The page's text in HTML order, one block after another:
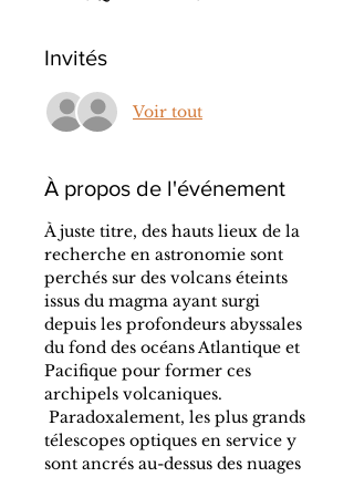
Invités
Voir tout
À propos de l'événement
À juste titre, des hauts lieux de la
recherche en astronomie sont
perchés sur des volcans éteints
issus du magma ayant surgi
depuis les profondeurs abyssales
du fond des océans Atlantique et
Pacifique pour former ces
archipels volcaniques.
Paradoxalement, les plus grands
télescopes optiques en service y
sont ancrés au-dessus des nuages